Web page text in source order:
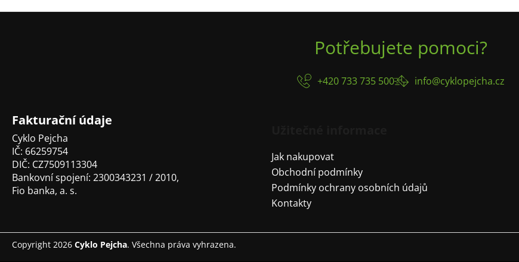
Z
Potřebujete pomoci?
+420 733 735 500 info@cyklopejcha.cz
Fakturační údaje
Cyklo Pejcha
IČ: 66259754
DIČ: CZ7509113304
Bankovní spojení: 2300343231 / 2010,
Fio banka, a. s.
Jak nakupovat
Obchodní podmínky
Podmínky ochrany osobních údajů
Kontakty
Copyright 2026 Cyklo Pejcha. Všechna práva vyhrazena.